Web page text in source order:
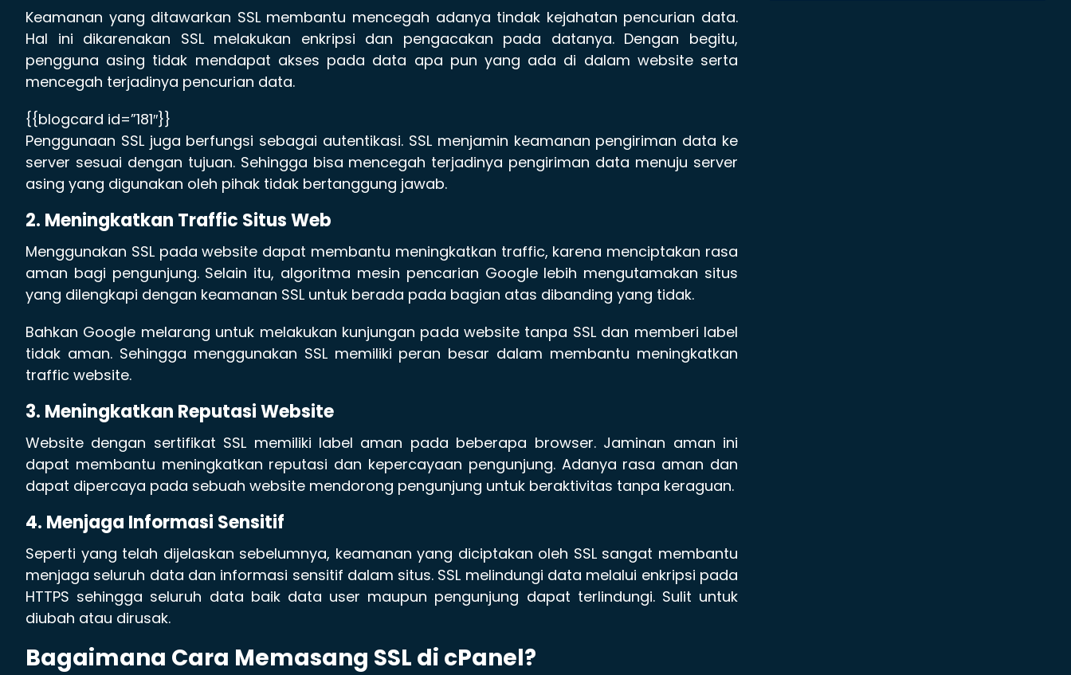
Keamanan yang ditawarkan SSL membantu mencegah adanya tindak kejahatan pencurian data.
Hal ini dikarenakan SSL melakukan enkripsi dan pengacakan pada datanya. Dengan begitu,
pengguna asing tidak mendapat akses pada data apa pun yang ada di dalam website serta
mencegah terjadinya pencurian data.
{{blogcard id=”181″}}
Penggunaan SSL juga berfungsi sebagai autentikasi. SSL menjamin keamanan pengiriman data ke
server sesuai dengan tujuan. Sehingga bisa mencegah terjadinya pengiriman data menuju server
asing yang digunakan oleh pihak tidak bertanggung jawab.
2. Meningkatkan Traffic Situs Web
Menggunakan SSL pada website dapat membantu meningkatkan traffic, karena menciptakan rasa
aman bagi pengunjung. Selain itu, algoritma mesin pencarian Google lebih mengutamakan situs
yang dilengkapi dengan keamanan SSL untuk berada pada bagian atas dibanding yang tidak.
Bahkan Google melarang untuk melakukan kunjungan pada website tanpa SSL dan memberi label
tidak aman. Sehingga menggunakan SSL memiliki peran besar dalam membantu meningkatkan
traffic website.
3. Meningkatkan Reputasi Website
Website dengan sertifikat SSL memiliki label aman pada beberapa browser. Jaminan aman ini
dapat membantu meningkatkan reputasi dan kepercayaan pengunjung. Adanya rasa aman dan
dapat dipercaya pada sebuah website mendorong pengunjung untuk beraktivitas tanpa keraguan.
4. Menjaga Informasi Sensitif
Seperti yang telah dijelaskan sebelumnya, keamanan yang diciptakan oleh SSL sangat membantu
menjaga seluruh data dan informasi sensitif dalam situs. SSL melindungi data melalui enkripsi pada
HTTPS sehingga seluruh data baik data user maupun pengunjung dapat terlindungi. Sulit untuk
diubah atau dirusak.
Bagaimana Cara Memasang SSL di cPanel?